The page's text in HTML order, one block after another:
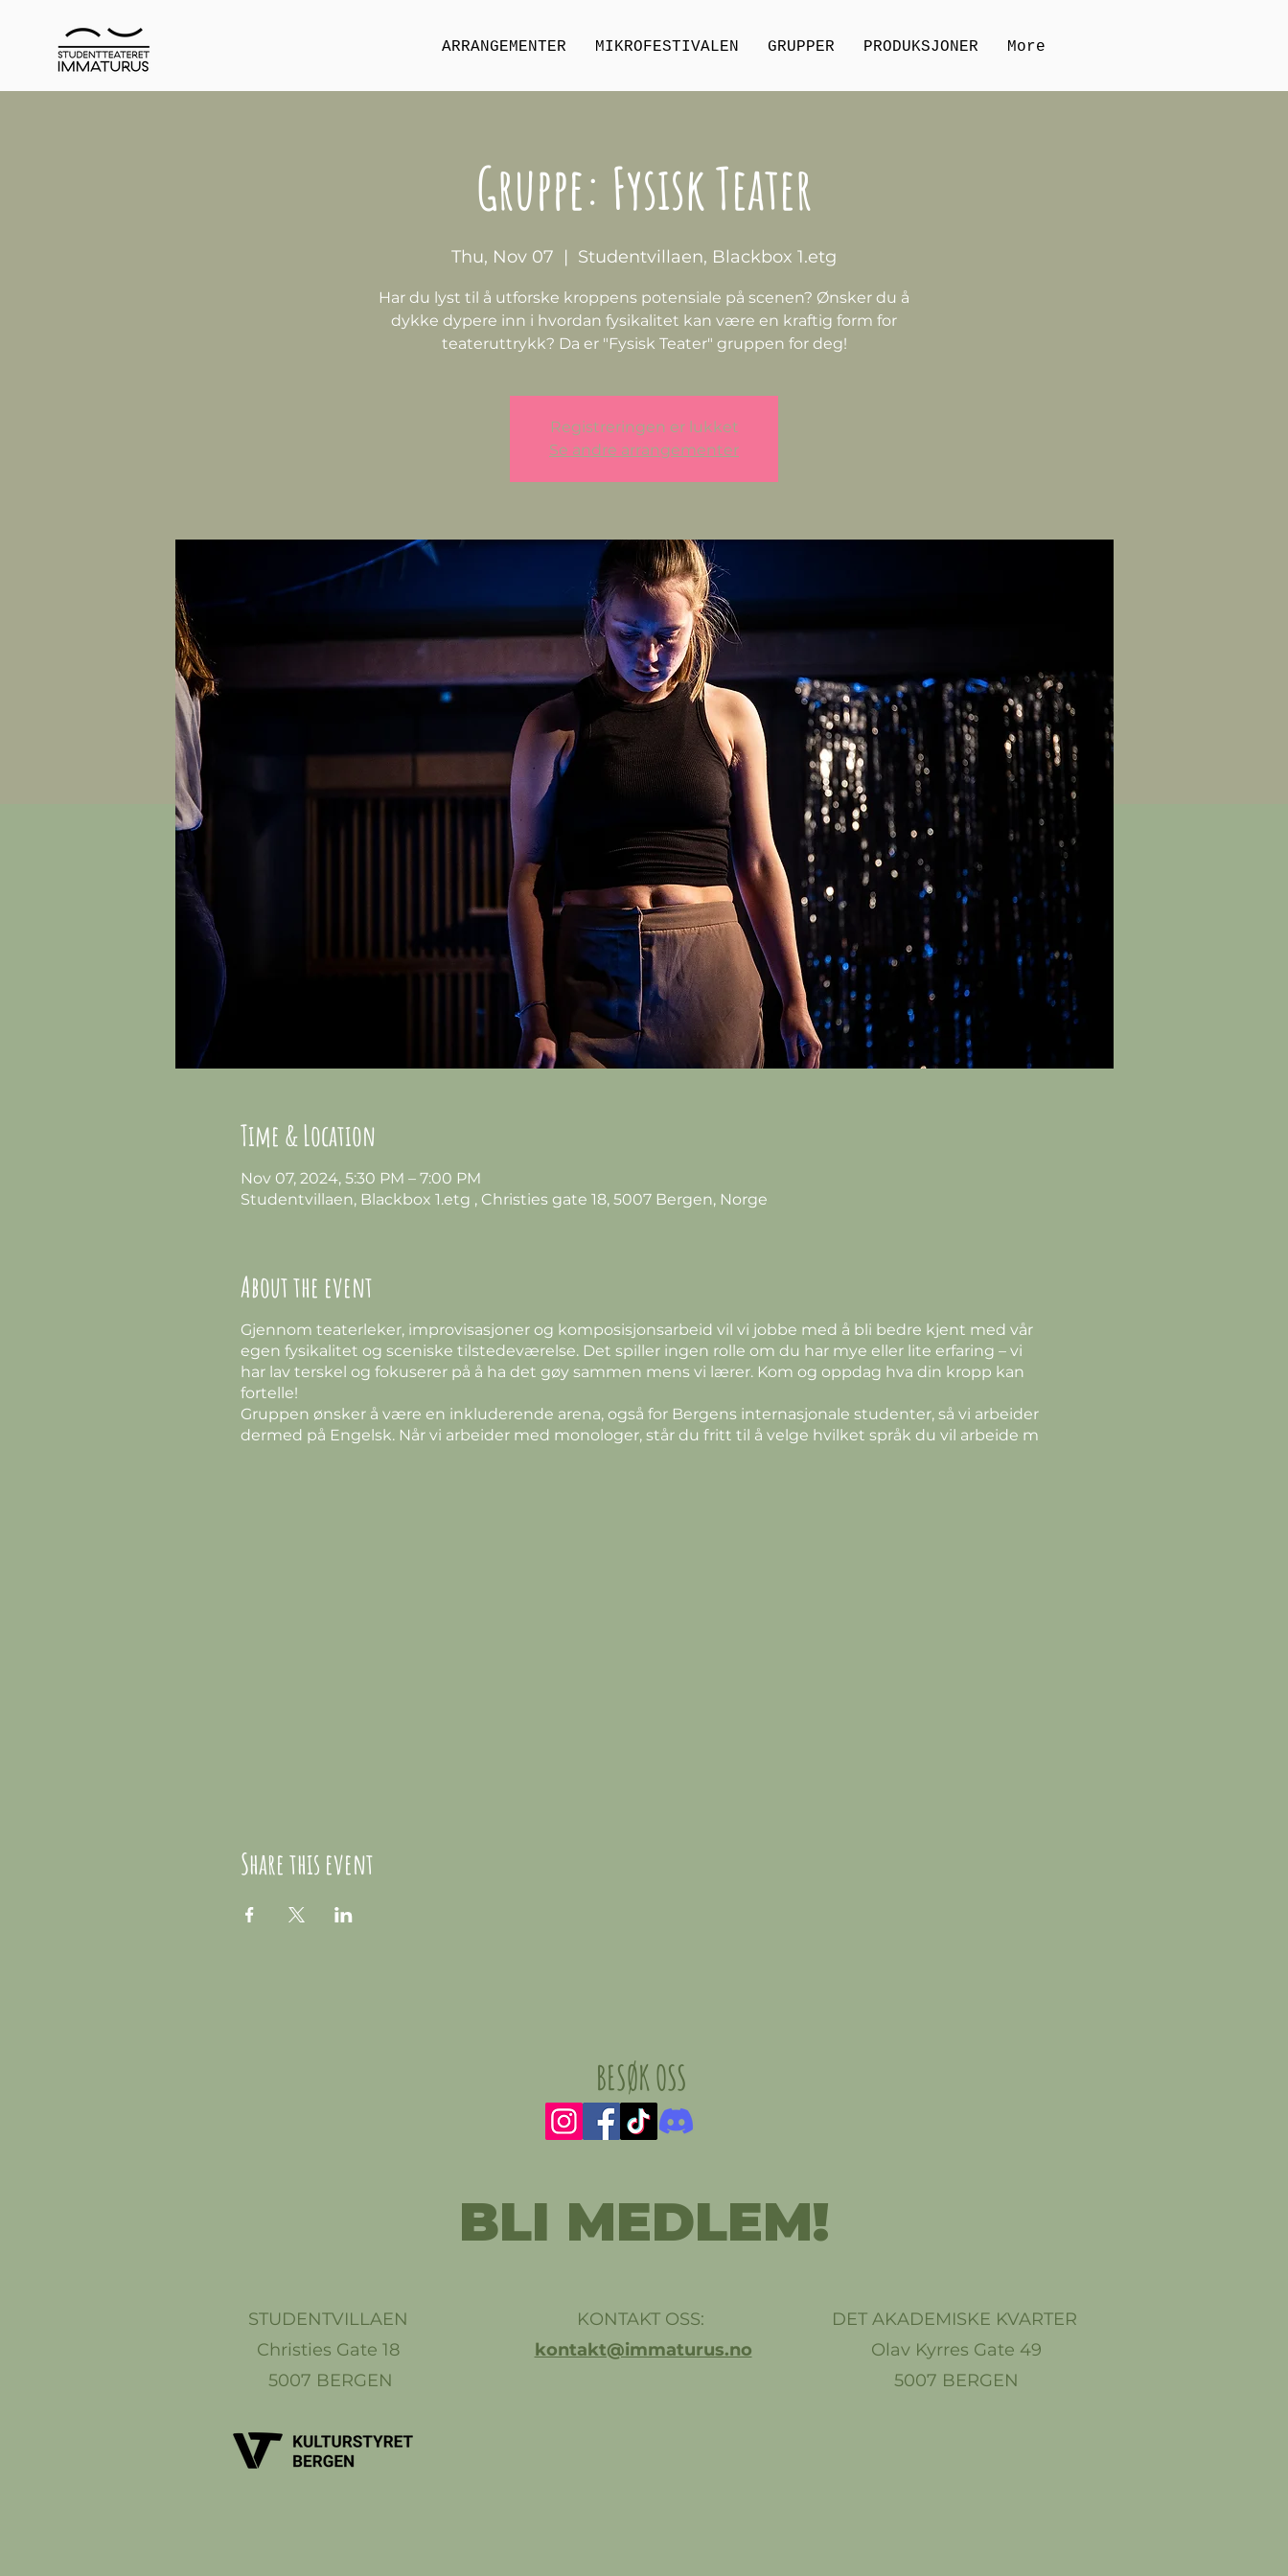
ARRANGEMENTER MIKROFESTIVALEN GRUPPER PRODUKSJONER More
Gruppe: Fysisk Teater
Thu, Nov 07
  |
Studentvillaen, Blackbox 1.etg
Har du lyst til å utforske kroppens potensiale på scenen? Ønsker du å
dykke dypere inn i hvordan fysikalitet kan være en kraftig form for
teateruttrykk? Da er "Fysisk Teater" gruppen for deg!
Registreringen er lukket
Se andre arrangementer
Time & Location
Nov 07, 2024, 5:30 PM – 7:00 PM
Studentvillaen, Blackbox 1.etg , Christies gate 18, 5007 Bergen, Norge
About the event
Gjennom teaterleker, improvisasjoner og komposisjonsarbeid vil vi jobbe med å bli bedre kjent med vår
egen fysikalitet og sceniske tilstedeværelse. Det spiller ingen rolle om du har mye eller lite erfaring – vi
har lav terskel og fokuserer på å ha det gøy sammen mens vi lærer. Kom og oppdag hva din kropp kan
fortelle!
Gruppen ønsker å være en inkluderende arena, også for Bergens internasjonale studenter, så vi arbeider
dermed på Engelsk. Når vi arbeider med monologer, står du fritt til å velge hvilket språk du vil arbeide m
Share this event
BESØK OSS
BLI MEDLEM!
STUDENTVILLAEN
Christies Gate 18
5007 BERGEN
KONTAKT OSS:
kontakt@immaturus.no
DET AKADEMISKE KVARTER
Olav Kyrres Gate 49
5007 BERGEN